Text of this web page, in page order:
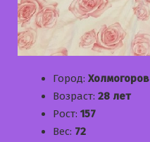
Город: Холмогоров
Возраст: 28 лет
Рост: 157
Вес: 72